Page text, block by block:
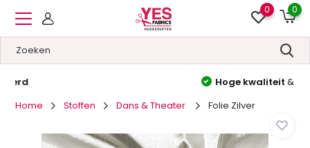
0 0
Lage prijzen
Home
Stoffen Dans & Theater Folie Zilver